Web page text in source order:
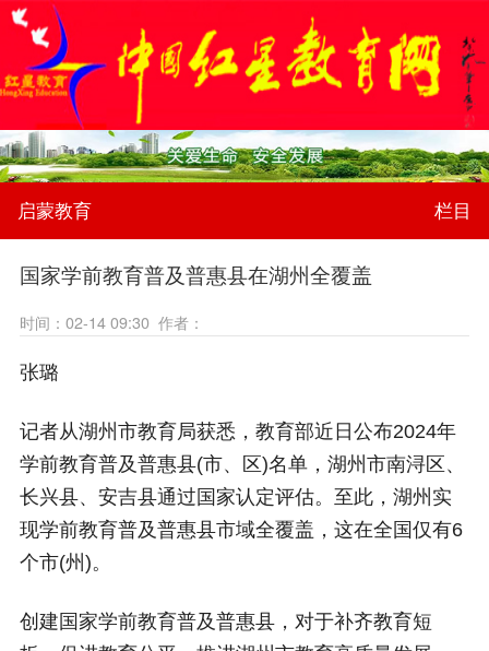
启蒙教育 栏目
国家学前教育普及普惠县在湖州全覆盖
时间：02-14 09:30 作者：
张璐
记者从湖州市教育局获悉，教育部近日公布2024年
学前教育普及普惠县(市、区)名单，湖州市南浔区、
长兴县、安吉县通过国家认定评估。至此，湖州实
现学前教育普及普惠县市域全覆盖，这在全国仅有6
个市(州)。
创建国家学前教育普及普惠县，对于补齐教育短